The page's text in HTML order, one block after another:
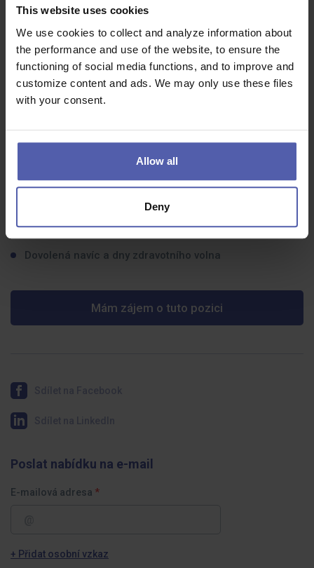
This website uses cookies
We use cookies to collect and analyze information about
the performance and use of the website, to ensure the
functioning of social media functions, and to improve and
customize content and ads. We may only use these files
with your consent.
Allow all
Deny
členy týmu
Schopnost práce v rychlém tempu a řešení problémů
Předchozí zkušenosti z výrobního prostředí výhodou
Dovolená navíc a dny zdravotního volna
Mám zájem o tuto pozici
Poslat nabídku na e-mail
E-mailová adresa
+ Přidat osobní vzkaz